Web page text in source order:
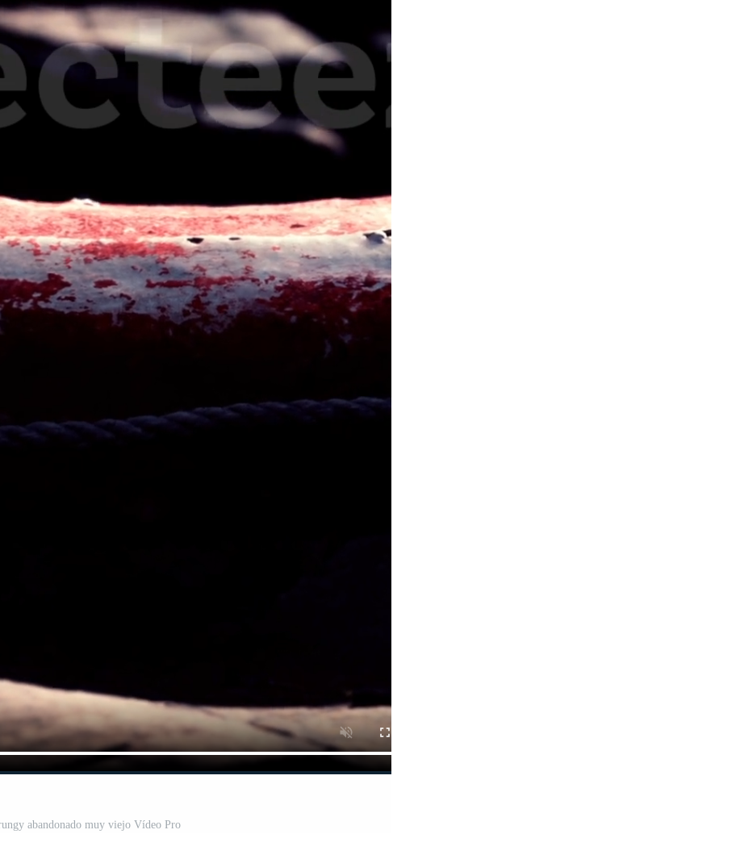
abandonado muy viejo Vídeo Pro